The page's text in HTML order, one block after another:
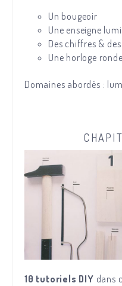
Un bougeoir
Une enseigne
Des chiffres &
Une horloge ronde
Domaines abordés :
10 tutoriels DIY dans